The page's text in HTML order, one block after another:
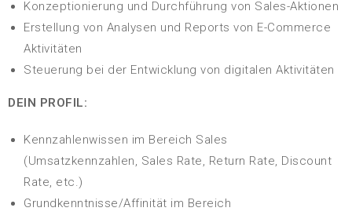
Konzeptionierung und Durchführung von Sales-Aktionen
Erstellung von Analysen und Reports von E-Commerce
Aktivitäten
Steuerung bei der Entwicklung von digitalen Aktivitäten
DEIN PROFIL:
Kennzahlenwissen im Bereich Sales
(Umsatzkennzahlen, Sales Rate, Return Rate, Discount
Rate, etc.)
Grundkenntnisse/Affinität im Bereich